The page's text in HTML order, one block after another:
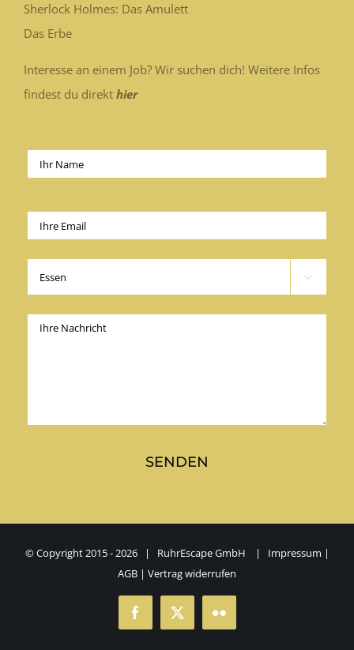
Sherlock Holmes: Das Amulett
Das Erbe
Interesse an einem Job? Wir suchen dich! Weitere Infos
findest du direkt hier
lasse
dieses
leer.

© Copyright 2015 -2026 | RuhrEscape GmbH | Impressum |
AGB | Vertrag widerrufen
Facebook
X Flickr